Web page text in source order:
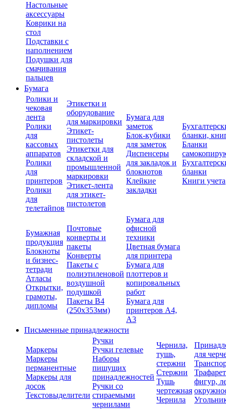
Настольные
аксессуары
Коврики на
стол
Подставки с
наполнением
Подушки для
смачивания
пальцев
Бумага
Ролики и
чековая
лента
Ролики
для
кассовых
аппаратов
Ролики
для
принтеров
Ролики
для
телетайпов
Этикетки и
оборудование
для маркировки
Этикет-
пистолеты
Этикетки для
складской и
промышленной
маркировки
Этикет-лента
для этикет-
пистолетов
Бумага для
заметок
Блок-кубики
для заметок
Диспенсеры
для закладок и
блокнотов
Клейкие
закладки
бланки,
Бланки
бланки
Книги учета
Бумажная
продукция
Блокноты
и бизнес-
тетради
Атласы
Открытки,
грамоты,
дипломы
Почтовые
конверты и
пакеты
Конверты
Пакеты с
полиэтиленовой
воздушной
подушкой
Пакеты В4
(250х353мм)
Бумага для
офисной
техники
Цветная бумага
для принтера
Бумага для
плоттеров и
копировальных
работ
Бумага для
принтеров А4,
А3
Письменные принадлежности
Маркеры
Маркеры
перманентные
Маркеры для
досок
Текстовыделители
Ручки
Ручки гелевые
Наборы
пишущих
принадлежностей
Ручки со
стираемыми
чернилами
Чернила,
тушь,
стержни
Стержни
Тушь
чертежная
Чернила
для
фигур,